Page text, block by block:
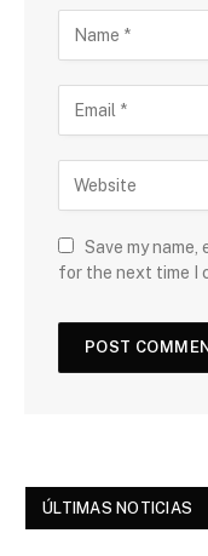
Save my name,
for the next time I
ÚLTIMAS NOTICIAS